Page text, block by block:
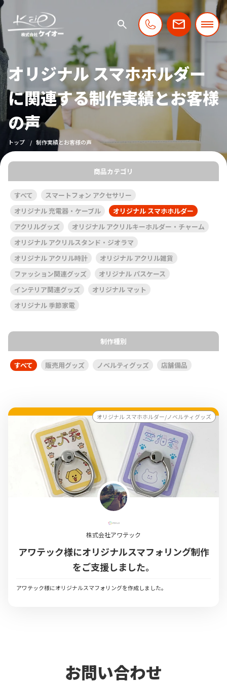
オリジナル スマホホルダー
に関連する制作実績とお客様
の声
トップ 制作実績とお客様の声
商品カテゴリ
すべて
スマートフォン アクセサリー
オリジナル 充電器・ケーブル
オリジナル スマホホルダー
アクリルグッズ
オリジナル アクリルキーホルダー・チャーム
オリジナル アクリルスタンド・ジオラマ
オリジナル アクリル時計
オリジナル アクリル雑貨
ファッション関連グッズ
オリジナル パスケース
インテリア関連グッズ
オリジナル マット
オリジナル 季節家電
制作種別
すべて 販売用グッズ ノベルティグッズ 店舗備品
オリジナル スマホホルダー/ノベルティグッズ
株式会社アワテック
アワテック様にオリジナルスマフォリング制作
をご支援しました。
アワテック様にオリジナルスマフォリングを作成しました。
お問い合わせ